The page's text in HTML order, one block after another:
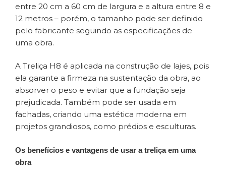
entre 20 cm a 60 cm de largura e a altura entre 8 e
12 metros – porém, o tamanho pode ser definido
pelo fabricante seguindo as especificações de
uma obra.
A Treliça H8 é aplicada na construção de lajes, pois
ela garante a firmeza na sustentação da obra, ao
absorver o peso e evitar que a fundação seja
prejudicada. Também pode ser usada em
fachadas, criando uma estética moderna em
projetos grandiosos, como prédios e esculturas.
Os benefícios e vantagens de usar a treliça em uma
obra